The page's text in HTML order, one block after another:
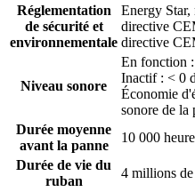
Réglementation
de sécurité et
environnementale
Energy Star,
directive
directive
Niveau sonore
En fonction
Inactif : < 0
Économie
sonore de la
Durée moyenne
avant la panne
10 000
Durée de vie du
ruban
4 millions de